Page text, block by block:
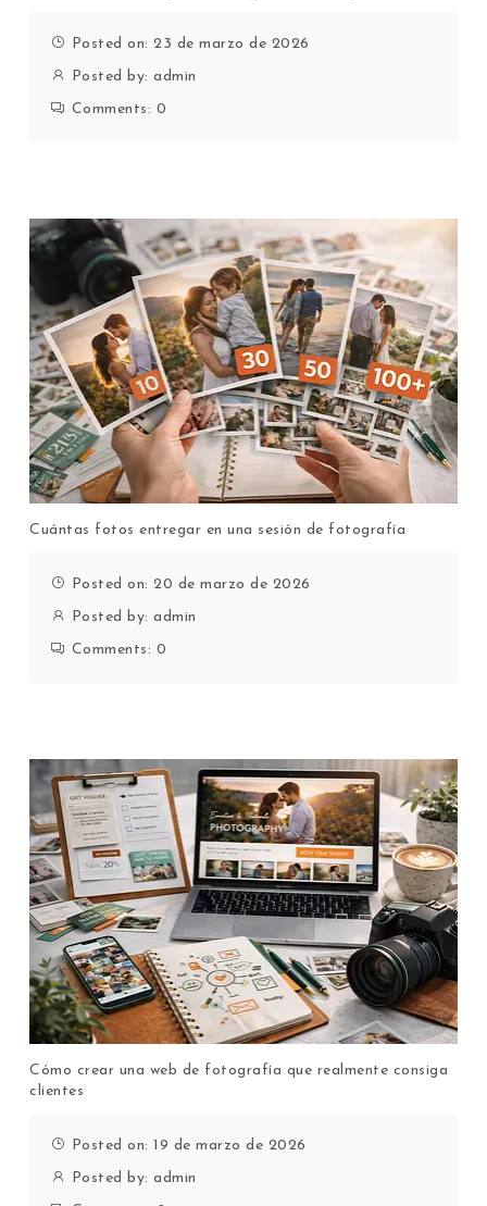
Posted on: 23 de marzo de 2026
Posted by:admin
Comments: 0
Cuántas fotos entregar en una sesión de fotografía
Posted on: 20 de marzo de 2026
Posted by:admin
Comments: 0
Cómo crear una web de fotografía que realmente consiga
clientes
Posted on: 19 de marzo de 2026
Posted by:admin